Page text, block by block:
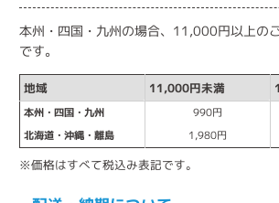
本州・四国・九州の場合、11,000円以上の
です。
地域 11,000円未満
本州・四国・九州 990円
北海道・沖縄・離島
1,980円
※価格はすべて税込み表記です。